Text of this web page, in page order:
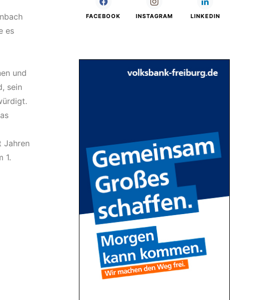
es
und
sein
Jahren
1.
FACEBOOK INSTAGRAM LINKEDIN